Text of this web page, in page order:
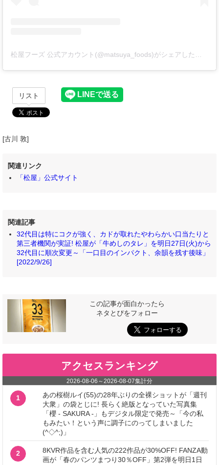
リスト
[古川 敦]
関連リンク
「松屋」公式サイト
関連記事
32代目は特にコクが強く、カドが取れたやわらかい口当たりと
第三者機関が実証! 松屋が「牛めしのタレ」を明日27日(火)から
32代目に順次変更～「一口目のインパクト、余韻を残す後味」
[2022/9/26]
この記事が面白かったら
ネタとぴをフォロー
アクセスランキング
2026-08-06 ～2026-08-07集計分
1
あの桜樹ルイ(55)の28年ぶりの全裸ショットが「週刊
大衆」の袋とじに! 長らく絶版となっていた写真集
「櫻 - SAKURA -」もデジタル限定で発売～「今の私
もみたい！という声に調子にのってしまいました
(^◇^;)」
2
8KVR作品を含む人気の222作品が30%OFF! FANZA動
画が「春のパンツまつり30％OFF」第2弾を明日1日